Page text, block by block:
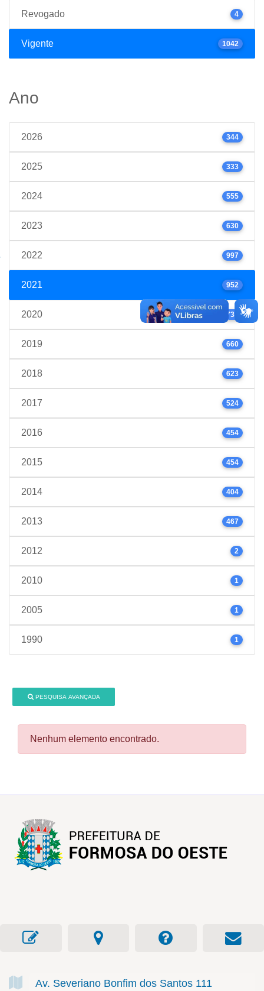
Revogado 4
Vigente 1042
Ano
2026 344
2025 333
2024 555
2023 630
2022 997
2021 952
2020 739
2019 660
2018 623
2017 524
2016 454
2015 454
2014 404
2013 467
2012 2
2010 1
2005 1
1990 1
PESQUISA AVANÇADA
Nenhum elemento encontrado.
Av. Severiano Bonfim dos Santos 111